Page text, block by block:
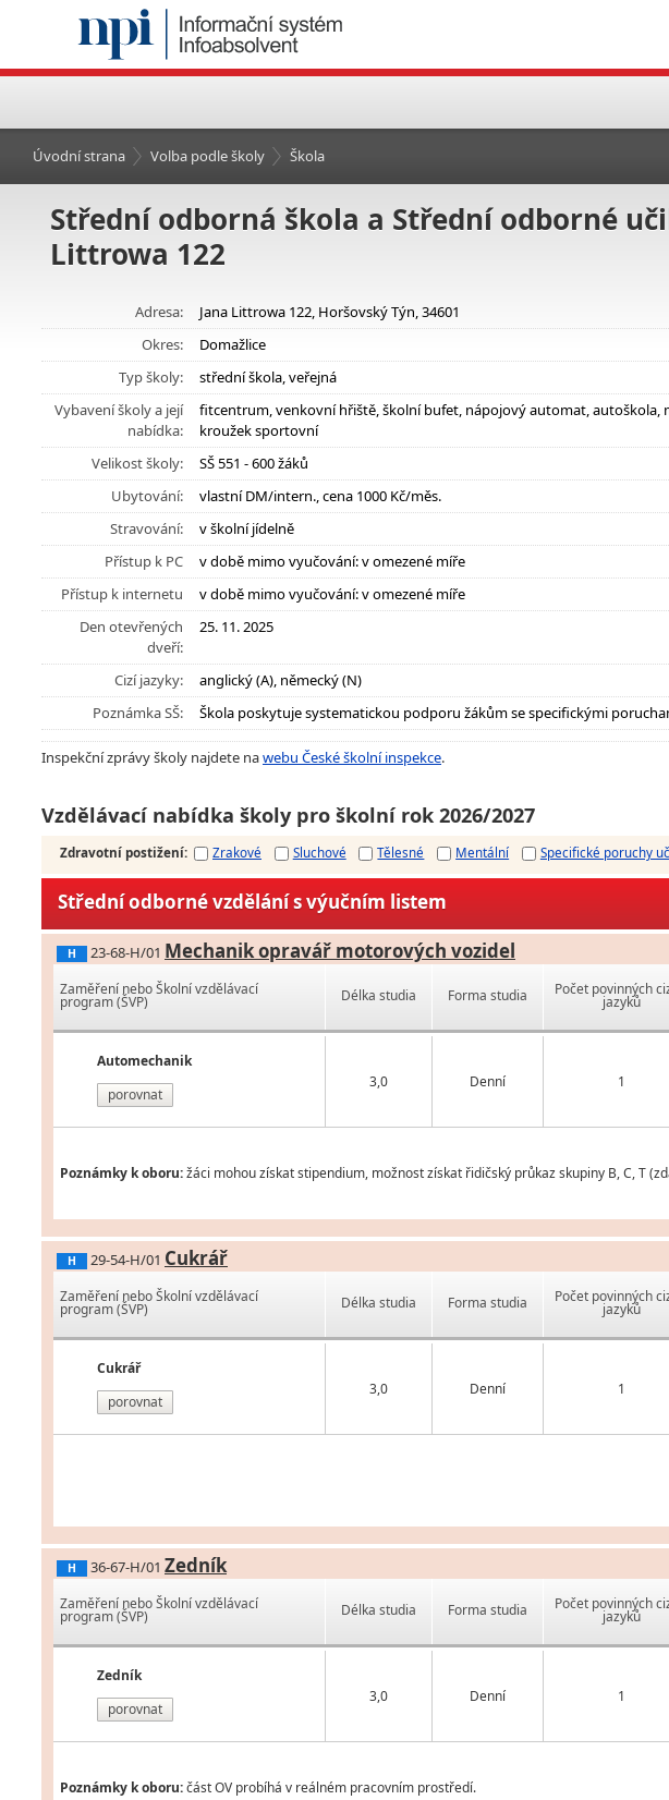
Úvodní strana Volba podle školy Škola
Střední odborná škola a Střední odborné
Littrowa 122
Adresa:
Jana Littrowa 122, Horšovský Týn, 34601
Okres:
Domažlice
Typ školy:
střední škola, veřejná
Vybavení školy a její
nabídka:
fitcentrum, venkovní hřiště, školní bufet, nápojový automat, autoškola,
kroužek sportovní
Velikost školy:
SŠ 551 - 600 žáků
Ubytování:
vlastní DM/intern., cena 1000 Kč/měs.
Stravování:
v školní jídelně
Přístup k PC
v době mimo vyučování: v omezené míře
Přístup k internetu
v době mimo vyučování: v omezené míře
Den otevřených
dveří:
25. 11. 2025
Cizí jazyky:
anglický (A), německý (N)
Poznámka SŠ:
Škola poskytuje systematickou podporu žákům se specifickými
Inspekční zprávy školy najdete nawebu České školní inspekce.
Vzdělávací nabídka školy pro školní rok 2026/2027
Zdravotní postižení: Zrakové Sluchové Tělesné Mentální Specifické poruchy
Střední odborné vzdělání s výučním listem
H 23-68-H/01 Mechanik opravář motorových vozidel
Zaměření nebo Školní vzdělávací
program (ŠVP)
Automechanik
porovnat
Délka studia Forma studia Počet povinných
jazyků
3,0 Denní 1
Poznámky k oboru:žáci mohou získat stipendium, možnost získat řidičský průkaz skupiny B, C, T
H 29-54-H/01 Cukrář
Zaměření nebo Školní vzdělávací
program (ŠVP)
Cukrář
porovnat
Délka studia Forma studia Počet povinných
jazyků
3,0 Denní 1
H 36-67-H/01 Zedník
Zaměření nebo Školní vzdělávací
program (ŠVP)
Zedník
porovnat
Délka studia Forma studia Počet povinných
jazyků
3,0 Denní 1
Poznámky k oboru:část OV probíhá v reálném pracovním prostředí.